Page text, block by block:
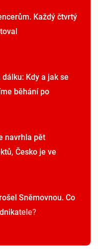
Každý čtvrtý
Kdy a jak se
běhání po
navrhla pět
Česko je ve
Sněmovnou. Co